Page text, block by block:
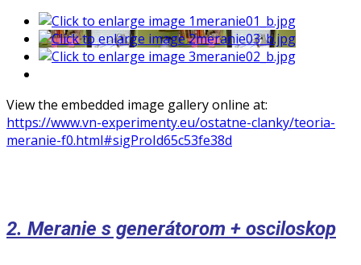
View the embedded image gallery online at:
https://www.vn-experimenty.eu/ostatne-clanky/teoria-
meranie-f0.html#sigProId65c53fe38d
2. Meranie s generátorom + osciloskop